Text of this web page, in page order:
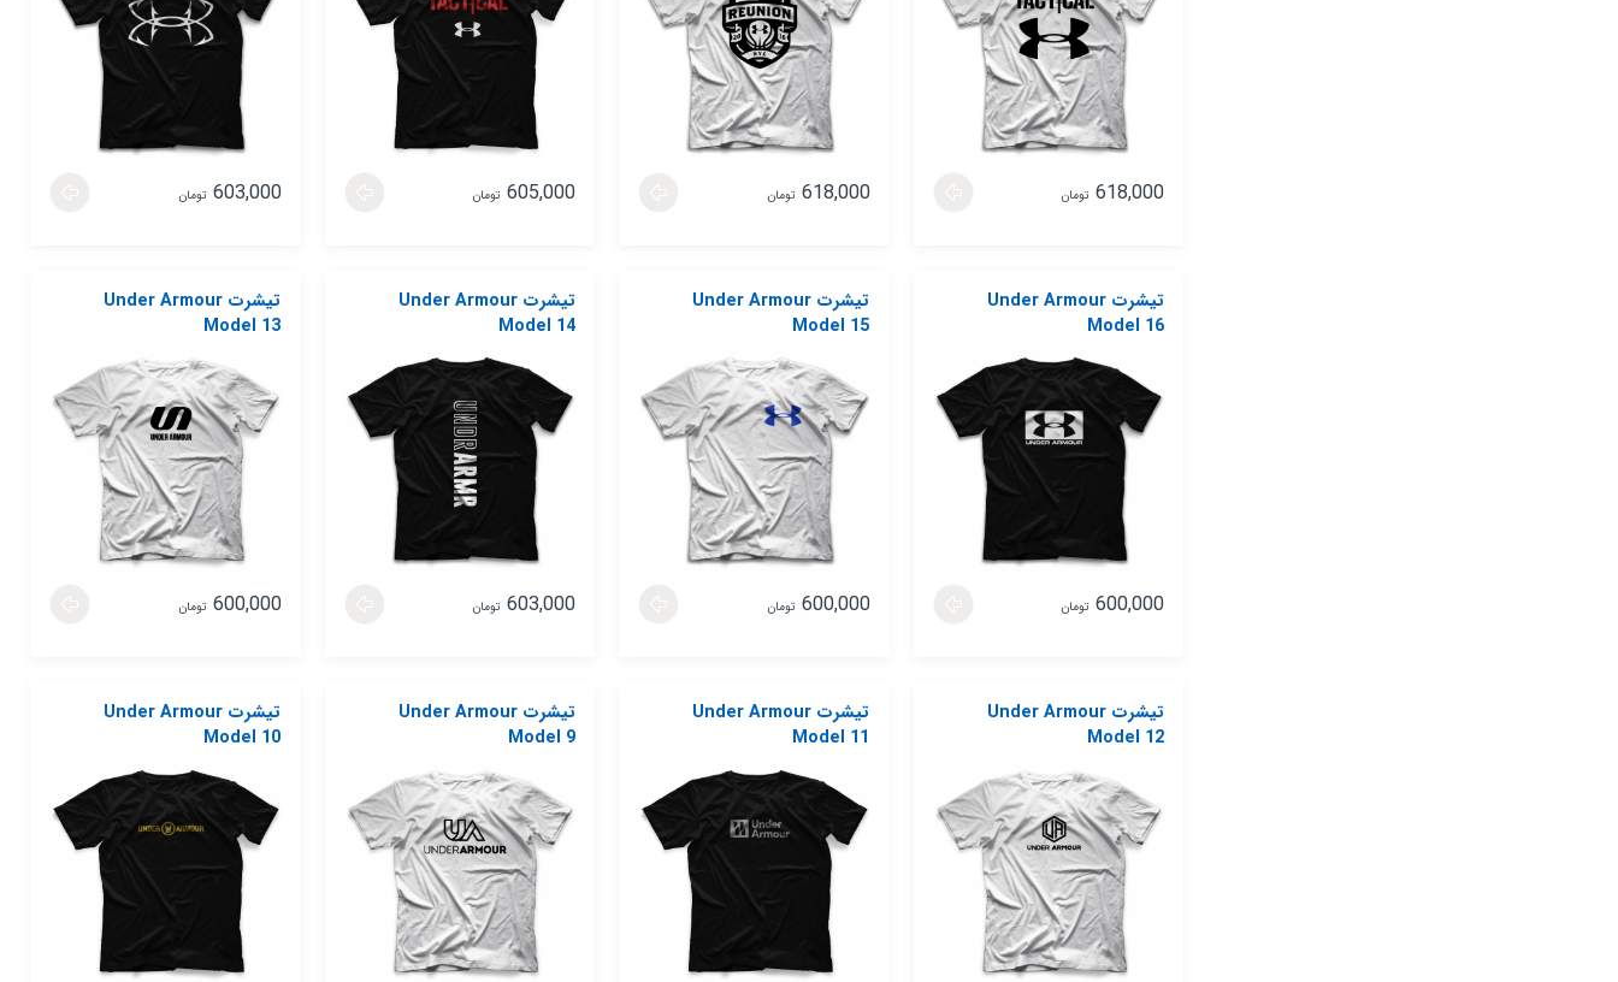
618,000 تومان 618,000 تومان 605,000 تومان 603,000 تومان
تیشرت Under Armour
Model 16
600,000 تومان
تیشرت Under Armour
Model 15
600,000 تومان
تیشرت Under Armour
Model 14
603,000 تومان
تیشرت Under Armour
Model 13
600,000 تومان
تیشرت Under Armour
Model 12
تیشرت Under Armour
Model 11
تیشرت Under Armour
Model 9
تیشرت Under Armour
Model 10